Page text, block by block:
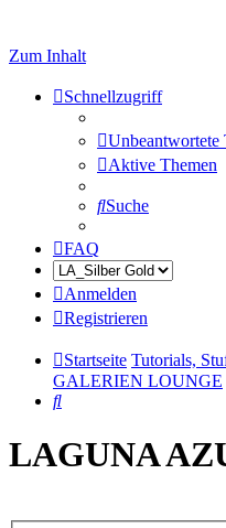
Zum Inhalt
Schnellzugriff
Unbeantwortete
Aktive Themen
Suche
FAQ
Anmelden
Registrieren
Startseite Tutorials,
GALERIEN LOUNGE
Suche
LAGUNA